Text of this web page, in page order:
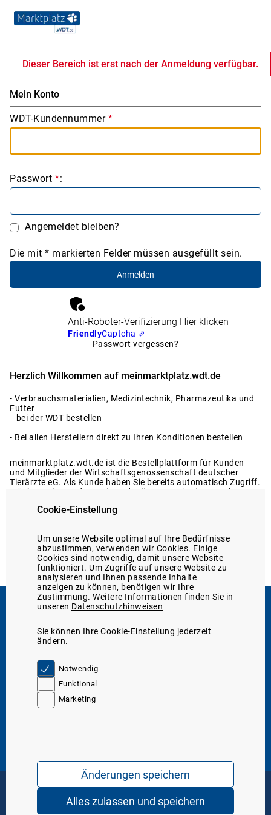
Dieser Bereich ist erst nach der Anmeldung verfügbar.
Mein Konto
WDT-Kundennummer *
Passwort *:
Angemeldet bleiben?
Die mit * markierten Felder müssen ausgefüllt sein.
Anti-Roboter-Verifizierung Hier klicken
FriendlyCaptcha ⇗
Passwort vergessen?
Herzlich Willkommen auf meinmarktplatz.wdt.de
- Verbrauchsmaterialien, Medizintechnik, Pharmazeutika und
Futter
bei der WDT bestellen
- Bei allen Herstellern direkt zu Ihren Konditionen bestellen
meinmarktplatz.wdt.de ist die Bestellplattform für Kunden
und Mitglieder der Wirtschaftsgenossenschaft deutscher
Tierärzte eG. Als Kunde haben Sie bereits automatisch Zugriff.
Möchten Sie Kunde werden oder liegen Registrierungsdaten
Dann melden Sie sich gerne bei uns.
Registrierung anfragen
Sie erreichen uns
telefonisch unter:
05131/705-131
Server IP. 10
Über den Marktplatz
Formular: Meldung einer Nebenwirkung
WDT-Katalog 2026 (digital)
Häufig gestellte Fragen (FAQ)
Fracht- und Rechnungsversand
Copyright © 2026 WDT - das Tierarztunternehmen. Alle Rechte
AGB Impressum
Cookie-Einstellung
Um unsere Website optimal auf Ihre Bedürfnisse
abzustimmen, verwenden wir Cookies. Einige
Cookies sind notwendig, damit unsere Website
funktioniert. Um Zugriffe auf unsere Website zu
analysieren und Ihnen passende Inhalte
anzeigen zu können, benötigen wir Ihre
Zustimmung. Weitere Informationen finden Sie in
unseren Datenschutzhinweisen
Sie können Ihre Cookie-Einstellung jederzeit
ändern.
Notwendig
Funktional
Marketing
Änderungen speichern
Alles zulassen und speichern